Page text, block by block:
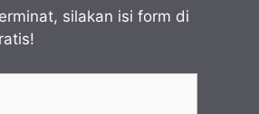
silakan isi form di